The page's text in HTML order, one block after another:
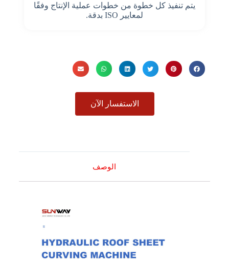
يتم تنفيذ كل خطوة من خطوات عملية الإنتاج وفقًا
لمعايير ISO بدقة.
الاستفسار الآن
الوصف